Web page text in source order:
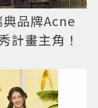
品牌Acne
計畫主角！